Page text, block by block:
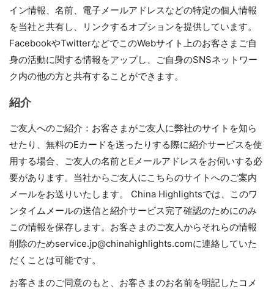
イン情報、名前、電子メールアドレスなどの特定の個人情報
を当社と共有し、リンクするオプションを提供しています。
FacebookやTwitterなどでこのWebサイト上のお客さまご自
身の活動に関する情報をアップし、ご自身のSNSネットワー
ク内の他の方と共有することができます。
紹介
ご友人へのご紹介：お客さまがご友人に弊社のサイトを知ら
せたり、無料のEカードを送ったりする際に紹介サービスを使
用する場合、ご友人の名前とEメールアドレスをお伺いする必
要があります。当社からご友人にこちらのサイトへのご案内
メールをお送りいたします。 China Highlightsでは、このワ
ンタイムメールの送信と紹介サービス完了確認のためにのみ
この情報を保存します。お客さまのご友人からそれらの情報
削除のためservice.jp@chinahighlights.comに連絡していた
だくことは可能です。
お客さまのご同意のもと、お客さまのお名前を明記したコメ